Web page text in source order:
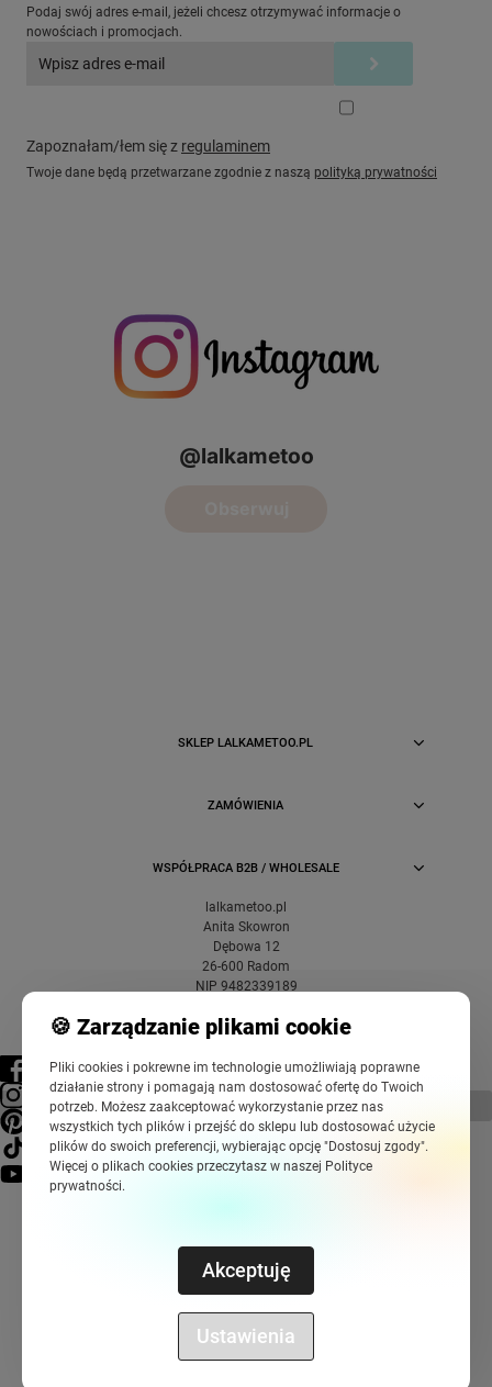
Podaj swój adres e-mail, jeżeli chcesz otrzymywać informacje o
nowościach i promocjach.
Zapoznałam/łem się z regulaminem
Twoje dane będą przetwarzane zgodnie z naszą polityką prywatności
SKLEP LALKAMETOO.PL
ZAMÓWIENIA
WSPÓŁPRACA B2B / WHOLESALE
lalkametoo.pl
Anita Skowron
Dębowa 12
26-600 Radom
NIP 9482339189
pokaż pełną wersję strony
Sklep internetowy Shoper Premium Szablony Shoper Modern™
🍪 Zarządzanie plikami cookie
Pliki cookies i pokrewne im technologie umożliwiają poprawne
działanie strony i pomagają nam dostosować ofertę do Twoich
potrzeb. Możesz zaakceptować wykorzystanie przez nas
wszystkich tych plików i przejść do sklepu lub dostosować użycie
plików do swoich preferencji, wybierając opcję "Dostosuj zgody".
Więcej o plikach cookies przeczytasz w naszej Polityce
prywatności.
Ustawienia
Akceptuję